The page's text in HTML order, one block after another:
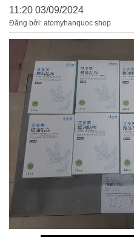
11:20 03/09/2024
Đăng bởi: atomyhanquoc shop